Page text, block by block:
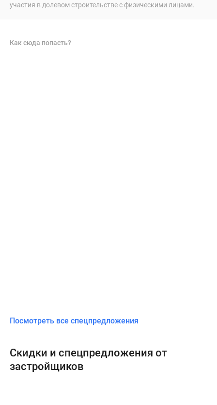
участия в долевом строительстве с физическими лицами.
Как сюда попасть?
Посмотреть все спецпредложения
Скидки и спецпредложения от
застройщиков